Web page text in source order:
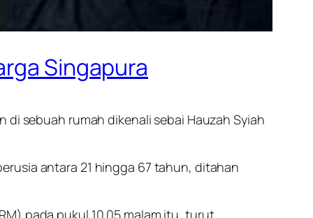
Singapura
di sebuah rumah dikenali sebai Hauzah Syiah
antara 21 hingga 67 tahun, ditahan
pada pukul 10.05 malam itu, turut